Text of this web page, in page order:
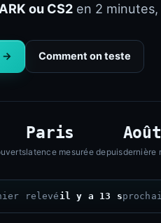
ou CS2 en 2
→ Comment on teste
Paris
latence mesurée depuisdernière
relevéil y a 15 s